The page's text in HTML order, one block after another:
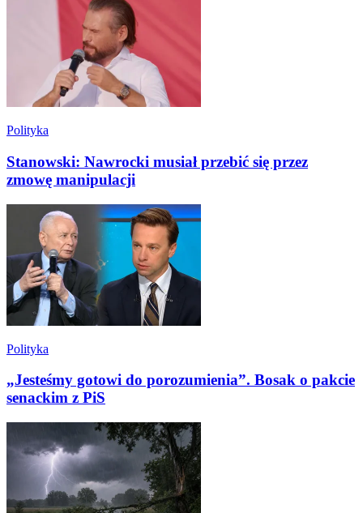
Polityka
Stanowski: Nawrocki musiał przebić się przez
zmowę manipulacji
Polityka
„Jesteśmy gotowi do porozumienia”. Bosak o pakcie
senackim z PiS